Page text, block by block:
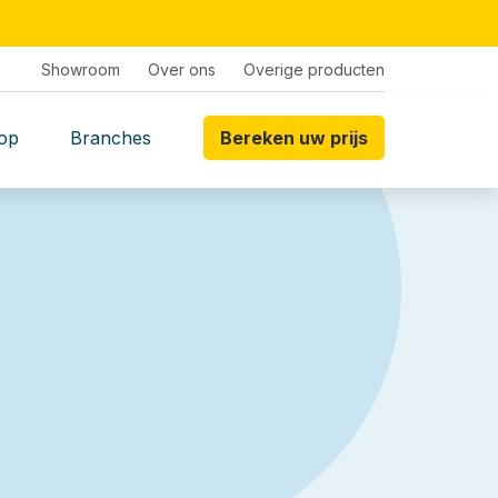
Showroom Over ons Overige producten
Branches Bereken uw prijs